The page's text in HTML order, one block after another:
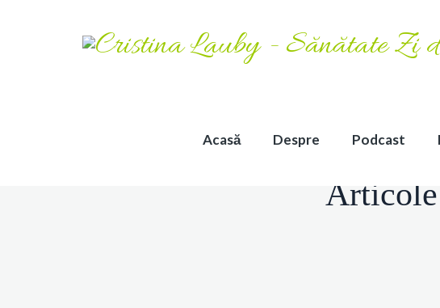
Acasă Despre Podcast